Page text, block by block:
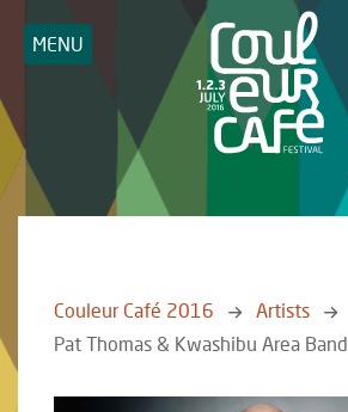
MENU
Couleur Café 2016
Artists
Pat Thomas & Kwashibu Area Band